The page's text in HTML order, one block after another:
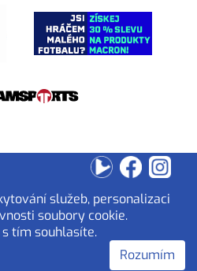
služeb, personalizaci
soubory cookie.
tím souhlasíte.
Rozumím